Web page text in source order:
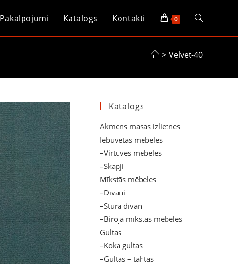
Pakalpojumi Katalogs Kontakti 0 Toggle
website
> Velvet-40
Katalogs
Akmens masas izlietnes
Iebūvētās mēbeles
–Virtuves mēbeles
–Skapji
Mīkstās mēbeles
–Dīvāni
–Stūra dīvāni
–Biroja mīkstās mēbeles
Gultas
–Koka gultas
–Gultas – tahtas